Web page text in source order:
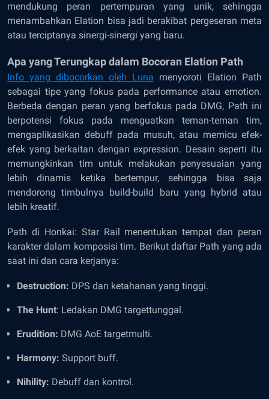
mendukung peran pertempuran yang unik, sehingga
menambahkan Elation bisa jadi berakibat pergeseran meta
atau terciptanya sinergi-sinergi yang baru.
Apa yang Terungkap dalam Bocoran Elation Path
Info yang dibocorkan oleh Luna menyoroti Elation Path
sebagai tipe yang fokus pada performance atau emotion.
Berbeda dengan peran yang berfokus pada DMG, Path ini
berpotensi fokus pada menguatkan teman-teman tim,
mengaplikasikan debuff pada musuh, atau memicu efek-
efek yang berkaitan dengan expression. Desain seperti itu
memungkinkan tim untuk melakukan penyesuaian yang
lebih dinamis ketika bertempur, sehingga bisa saja
mendorong timbulnya build-build baru yang hybrid atau
lebih kreatif.
Path di Honkai: Star Rail menentukan tempat dan peran
karakter dalam komposisi tim. Berikut daftar Path yang ada
saat ini dan cara kerjanya:
Destruction: DPS dan ketahanan yang tinggi.
The Hunt: Ledakan DMG targettunggal.
Erudition: DMG AoE targetmulti.
Harmony: Support buff.
Nihility: Debuff dan kontrol.